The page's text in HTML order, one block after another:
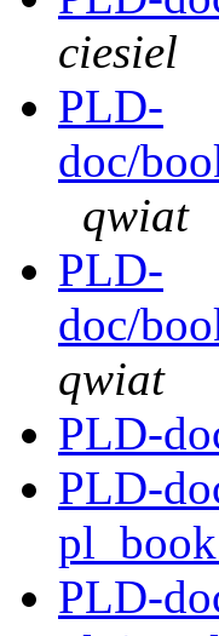
ciesiel
PLD-
doc/
qwiat
PLD-
doc/
qwiat
PLD-
PLD-
PLD-